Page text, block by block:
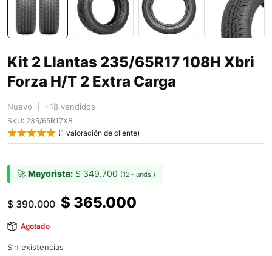
Kit 2 Llantas 235/65R17 108H Xbri
Forza H/T 2 Extra Carga
Nuevo | +18 vendidos
SKU: 235/65R17XB
(1 valoración de cliente)
🚀 Mayorista: $ 349.700 (12+ unds.)
$390.000 $ 365.000
Agotado
Sin existencias